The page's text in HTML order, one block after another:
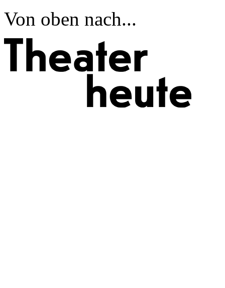
Von oben nach...